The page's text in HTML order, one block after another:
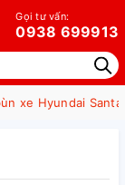
Gọi tư vấn:
0938 699913
xe Hyundai